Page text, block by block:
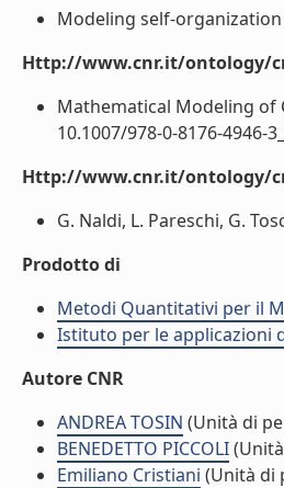
Modeling self-
Http://www.cnr.it/ontology/
Mathematical Modeling of
10.1007/978-0-8176-4946-
Http://www.cnr.it/ontology/
G. Naldi, L. Pareschi, G.
Prodotto di
Metodi Quantitativi per il
Istituto per le applicazioni
Autore CNR
ANDREA TOSIN (Unità di
BENEDETTO PICCOLI
Emiliano Cristiani (Unità di